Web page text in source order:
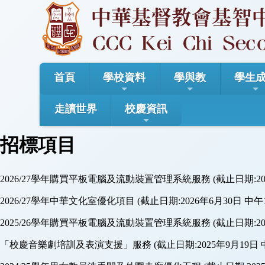
首頁 學校資料 學與教 學生
走讀世界 校慶資訊
招標項目